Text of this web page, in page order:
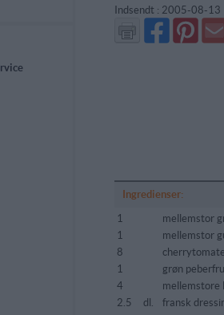
Indsendt : 2005-08-13
Del
på
Facebook
Del
på
Pinterest
Send
via
Ingredienser:
1
mellemstor
1
mellemstor
8
1
grøn
4
mellemstore
2.5
dl. fransk